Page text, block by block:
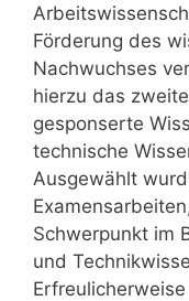
Förderung des
Nachwuchses
hierzu das
gesponserte
technische
Ausgewählt
Schwerpunkt im
und